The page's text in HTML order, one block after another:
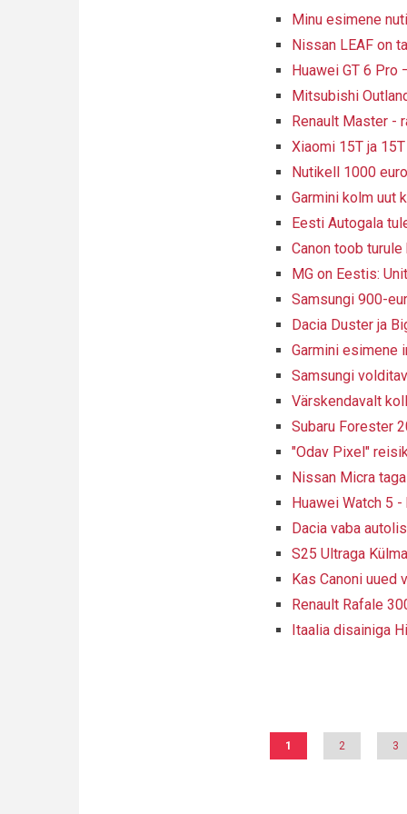
Minu esimene
Nissan LEAF on
Huawei GT 6 Pro
Mitsubishi
Renault Master -
Xiaomi 15T ja
Nutikell 1000
Garmini kolm uut
Eesti Autogala
Canon toob
MG on Eestis:
Samsungi 900-
Dacia Duster ja
Garmini esimene
Samsungi
Värskendavalt
Subaru Forester
"Odav Pixel"
Nissan Micra
Huawei Watch 5
Dacia vaba
S25 Ultraga
Kas Canoni uued
Renault Rafale
Itaalia disainiga
Eesolev
leht
1 Page
2 3